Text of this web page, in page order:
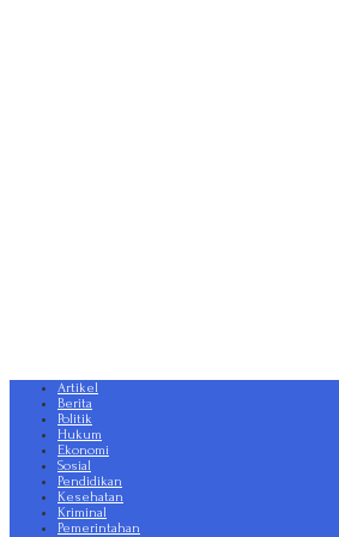
Artikel
Berita
Politik
Hukum
Ekonomi
Sosial
Pendidikan
Kesehatan
Kriminal
Pemerintahan